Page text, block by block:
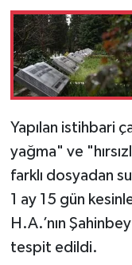
Yapılan istihbari
yağma" ve
farklı dosyadan
1 ay 15 gün
H.A.’nın
tespit edildi.
Yaşam
Yeme-İçme
Yemek